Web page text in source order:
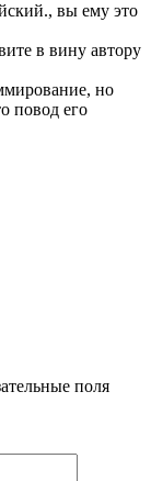
вы ему это
в вину автору
но
повод его
поля